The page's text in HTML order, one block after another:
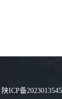
陕ICP备